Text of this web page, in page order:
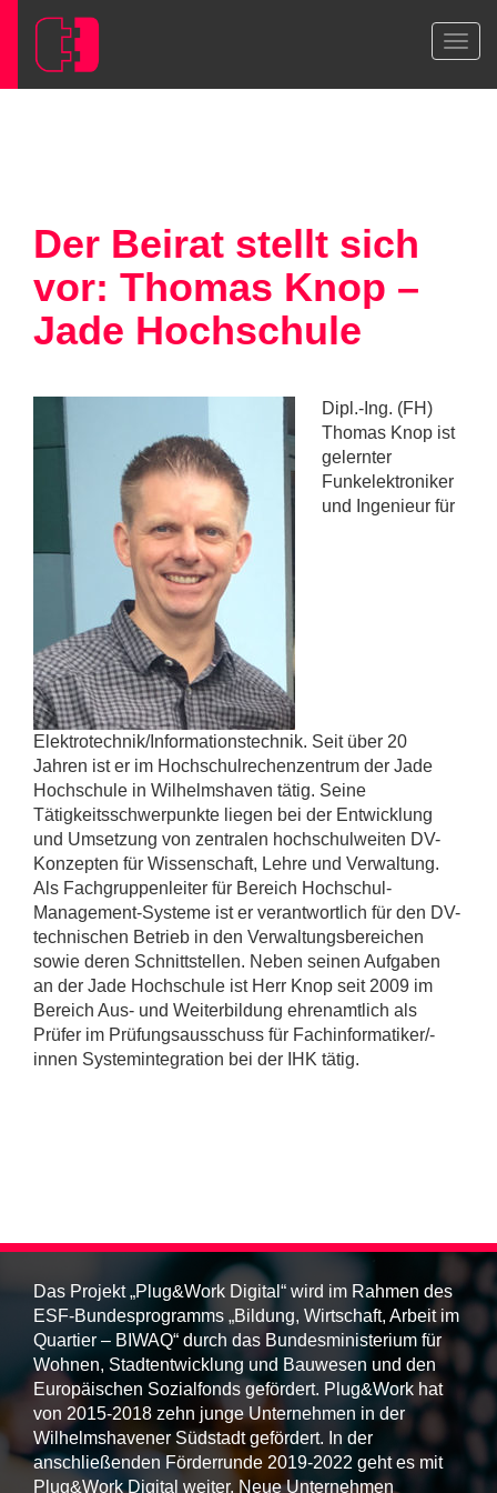
Der Beirat stellt sich
vor: Thomas Knop –
Jade Hochschule
Dipl.-Ing. (FH)
Thomas Knop ist
gelernter
Funkelektroniker
und Ingenieur für
Elektrotechnik/Informationstechnik. Seit über 20
Jahren ist er im Hochschulrechenzentrum der Jade
Hochschule in Wilhelmshaven tätig. Seine
Tätigkeitsschwerpunkte liegen bei der Entwicklung
und Umsetzung von zentralen hochschulweiten DV-
Konzepten für Wissenschaft, Lehre und Verwaltung.
Als Fachgruppenleiter für Bereich Hochschul-
Management-Systeme ist er verantwortlich für den DV-
technischen Betrieb in den Verwaltungsbereichen
sowie deren Schnittstellen. Neben seinen Aufgaben
an der Jade Hochschule ist Herr Knop seit 2009 im
Bereich Aus- und Weiterbildung ehrenamtlich als
Prüfer im Prüfungsausschuss für Fachinformatiker/-
innen Systemintegration bei der IHK tätig.
Das Projekt „Plug&Work Digital“ wird im Rahmen des
ESF-Bundesprogramms „Bildung, Wirtschaft, Arbeit im
Quartier – BIWAQ“ durch das Bundesministerium für
Wohnen, Stadtentwicklung und Bauwesen und den
Europäischen Sozialfonds gefördert. Plug&Work hat
von 2015-2018 zehn junge Unternehmen in der
Wilhelmshavener Südstadt gefördert. In der
anschließenden Förderrunde 2019-2022 geht es mit
Plug&Work Digital weiter. Neue Unternehmen